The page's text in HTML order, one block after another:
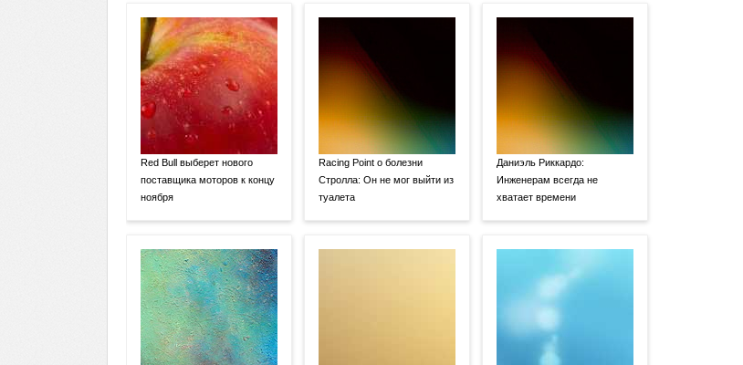
Red Bull выберет нового
поставщика моторов к концу
ноября
Racing Point о болезни
Стролла: Он не мог выйти из
туалета
Даниэль Риккардо:
Инженерам всегда не
хватает времени